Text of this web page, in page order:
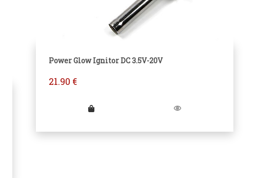
Power Glow Ignitor DC 3.5V-20V
21.90 €